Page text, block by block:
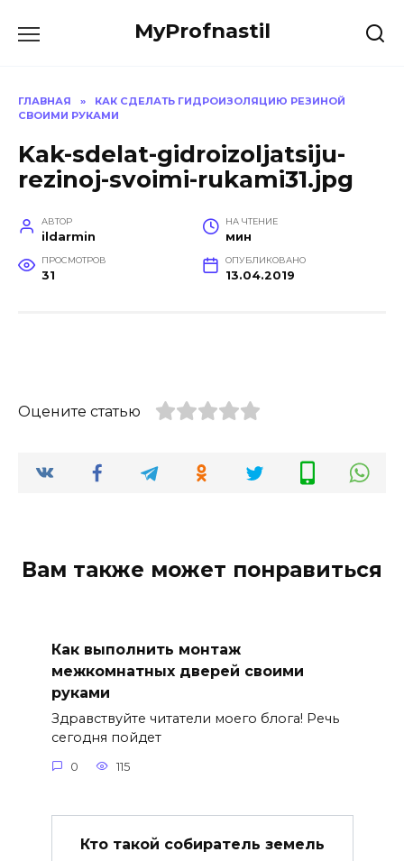
MyProfnastil
ГЛАВНАЯ »
КАК СДЕЛАТЬ ГИДРОИЗОЛЯЦИЮ РЕЗИНОЙ
СВОИМИ РУКАМИ
Kak-sdelat-gidroizoljatsiju-
rezinoj-svoimi-rukami31.jpg
АВТОР
ildarmin
НА ЧТЕНИЕ
мин
ПРОСМОТРОВ
31
ОПУБЛИКОВАНО
13.04.2019
Оцените статью
Вам также может понравиться
Как выполнить монтаж
межкомнатных дверей своими
руками
Здравствуйте читатели моего блога! Речь
сегодня пойдет
0 115
Кто такой собиратель земель